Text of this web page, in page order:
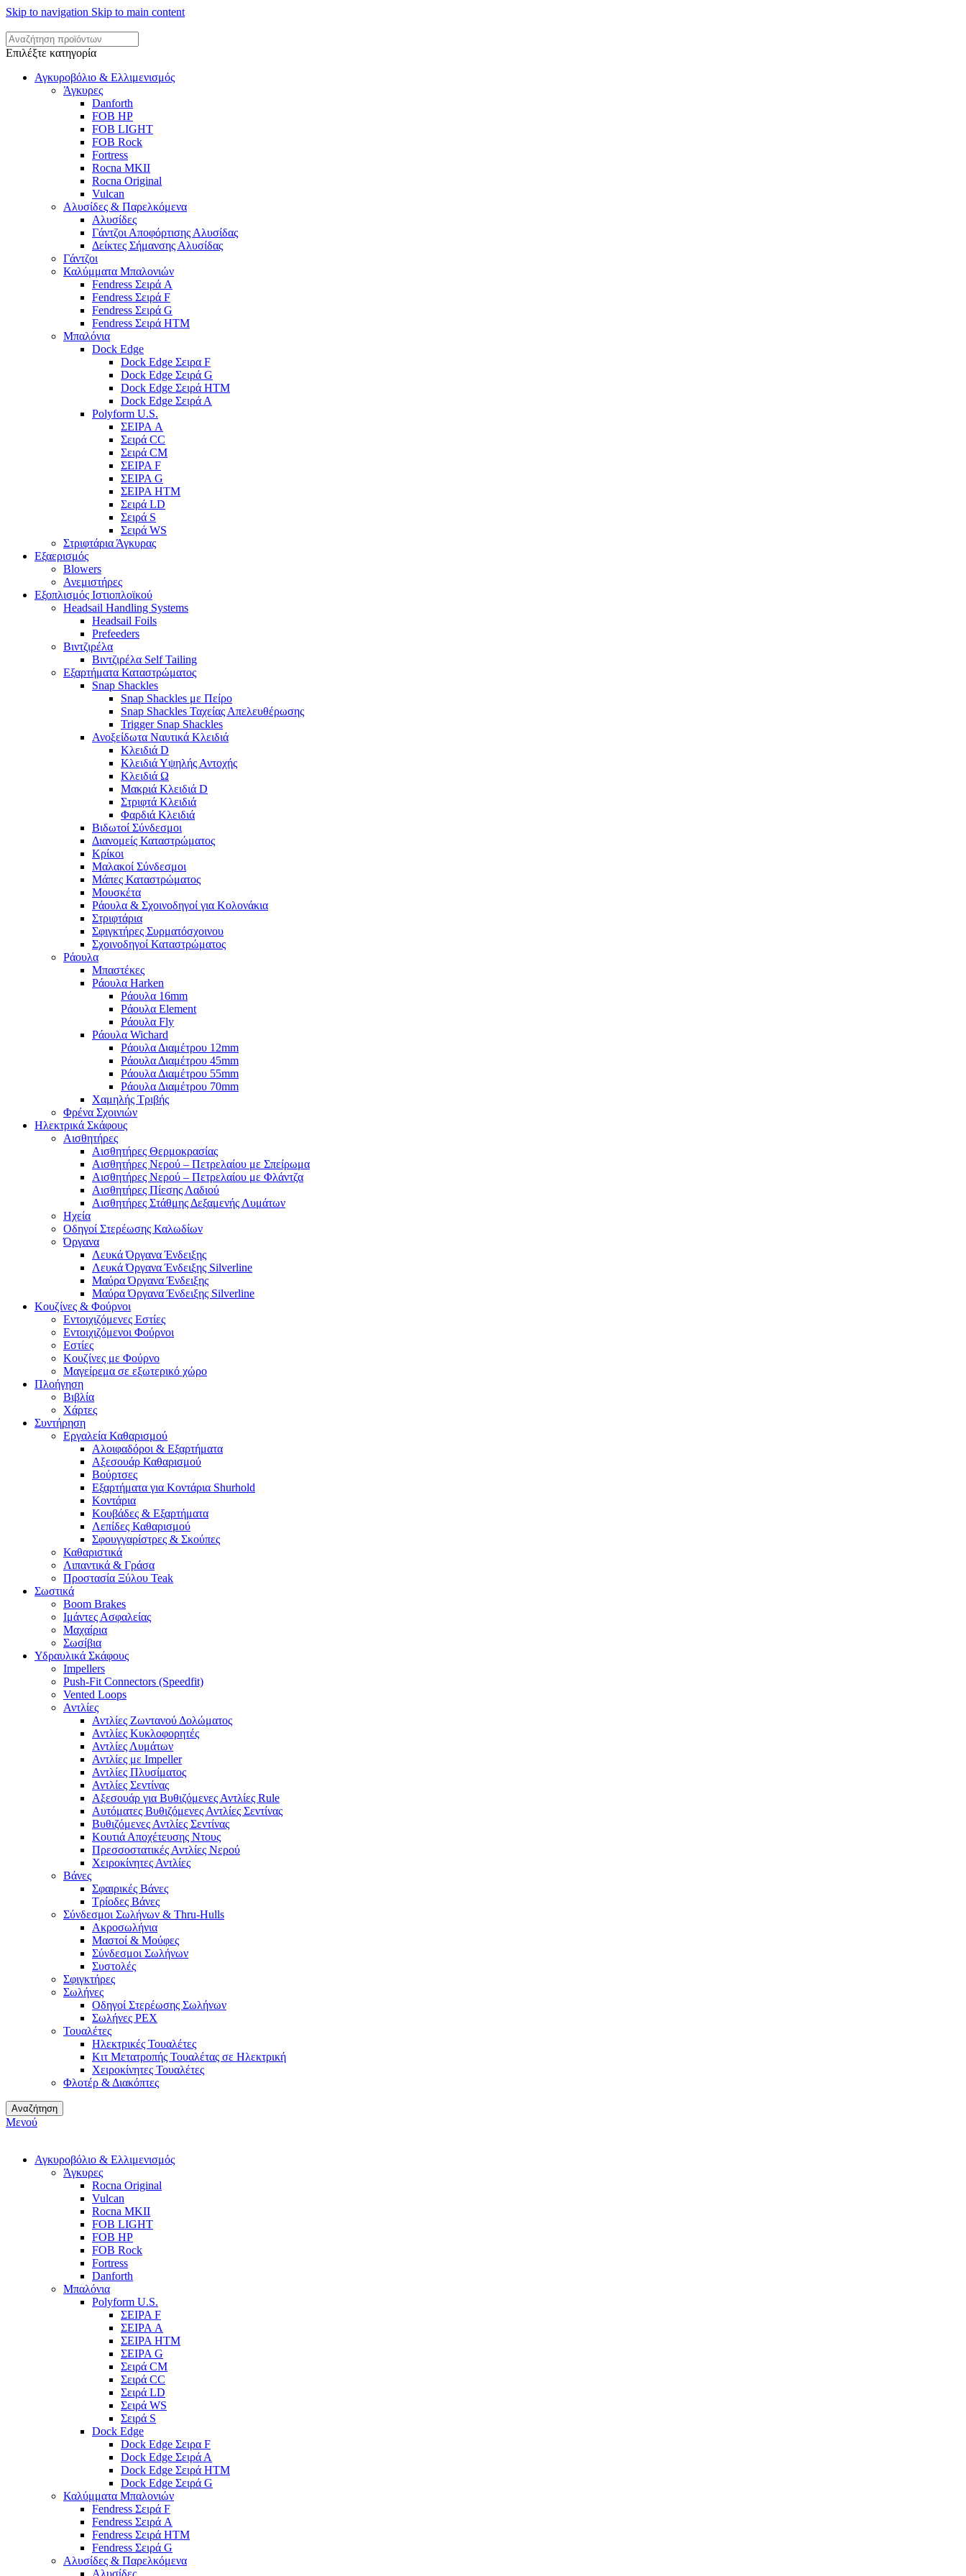
Skip to navigation Skip to main content
Επιλέξτε κατηγορία
Αγκυροβόλιο & Ελλιμενισμός
Άγκυρες
Danforth
FOB HP
FOB LIGHT
FOB Rock
Fortress
Rocna MKII
Rocna Original
Vulcan
Αλυσίδες & Παρελκόμενα
Αλυσίδες
Γάντζοι Αποφόρτισης Αλυσίδας
Δείκτες Σήμανσης Αλυσίδας
Γάντζοι
Καλύμματα Μπαλονιών
Fendress Σειρά A
Fendress Σειρά F
Fendress Σειρά G
Fendress Σειρά HTM
Μπαλόνια
Dock Edge
Dock Edge Σειρα F
Dock Edge Σειρά G
Dock Edge Σειρά HTM
Dock Edge Σειρά Α
Polyform U.S.
ΣΕΙΡΑ A
Σειρά CC
Σειρά CM
ΣΕΙΡΑ F
ΣΕΙΡΑ G
ΣΕΙΡΑ HTM
Σειρά LD
Σειρά S
Σειρά WS
Στριφτάρια Άγκυρας
Εξαερισμός
Blowers
Ανεμιστήρες
Εξοπλισμός Ιστιοπλοϊκού
Headsail Handling Systems
Headsail Foils
Prefeeders
Βιντζιρέλα
Βιντζιρέλα Self Tailing
Εξαρτήματα Καταστρώματος
Snap Shackles
Snap Shackles με Πείρο
Snap Shackles Ταχείας Απελευθέρωσης
Trigger Snap Shackles
Ανοξείδωτα Ναυτικά Κλειδιά
Κλειδιά D
Κλειδιά Υψηλής Αντοχής
Κλειδιά Ω
Μακριά Κλειδιά D
Στριφτά Κλειδιά
Φαρδιά Κλειδιά
Βιδωτοί Σύνδεσμοι
Διανομείς Καταστρώματος
Κρίκοι
Μαλακοί Σύνδεσμοι
Μάπες Καταστρώματος
Μουσκέτα
Ράουλα & Σχοινοδηγοί για Κολονάκια
Στριφτάρια
Σφιγκτήρες Συρματόσχοινου
Σχοινοδηγοί Καταστρώματος
Ράουλα
Μπαστέκες
Ράουλα Harken
Ράουλα 16mm
Ράουλα Element
Ράουλα Fly
Ράουλα Wichard
Ράουλα Διαμέτρου 12mm
Ράουλα Διαμέτρου 45mm
Ράουλα Διαμέτρου 55mm
Ράουλα Διαμέτρου 70mm
Χαμηλής Τριβής
Φρένα Σχοινιών
Ηλεκτρικά Σκάφους
Αισθητήρες
Αισθητήρες Θερμοκρασίας
Αισθητήρες Νερού – Πετρελαίου με Σπείρωμα
Αισθητήρες Νερού – Πετρελαίου με Φλάντζα
Αισθητήρες Πίεσης Λαδιού
Αισθητήρες Στάθμης Δεξαμενής Λυμάτων
Ηχεία
Οδηγοί Στερέωσης Καλωδίων
Όργανα
Λευκά Όργανα Ένδειξης
Λευκά Όργανα Ένδειξης Silverline
Μαύρα Όργανα Ένδειξης
Μαύρα Όργανα Ένδειξης Silverline
Κουζίνες & Φούρνοι
Εντοιχιζόμενες Εστίες
Εντοιχιζόμενοι Φούρνοι
Εστίες
Κουζίνες με Φούρνο
Μαγείρεμα σε εξωτερικό χώρο
Πλοήγηση
Βιβλία
Χάρτες
Συντήρηση
Εργαλεία Καθαρισμού
Αλοιφαδόροι & Εξαρτήματα
Αξεσουάρ Καθαρισμού
Βούρτσες
Εξαρτήματα για Κοντάρια Shurhold
Κοντάρια
Κουβάδες & Εξαρτήματα
Λεπίδες Καθαρισμού
Σφουγγαρίστρες & Σκούπες
Καθαριστικά
Λιπαντικά & Γράσα
Προστασία Ξύλου Teak
Σωστικά
Boom Brakes
Ιμάντες Ασφαλείας
Μαχαίρια
Σωσίβια
Υδραυλικά Σκάφους
Impellers
Push-Fit Connectors (Speedfit)
Vented Loops
Αντλίες
Αντλίες Ζωντανού Δολώματος
Αντλίες Κυκλοφορητές
Αντλίες Λυμάτων
Αντλίες με Impeller
Αντλίες Πλυσίματος
Αντλίες Σεντίνας
Αξεσουάρ για Βυθιζόμενες Αντλίες Rule
Αυτόματες Βυθιζόμενες Αντλίες Σεντίνας
Βυθιζόμενες Αντλίες Σεντίνας
Κουτιά Αποχέτευσης Ντους
Πρεσσοστατικές Αντλίες Νερού
Χειροκίνητες Αντλίες
Βάνες
Σφαιρικές Βάνες
Τρίοδες Βάνες
Σύνδεσμοι Σωλήνων & Thru-Hulls
Ακροσωλήνια
Μαστοί & Μούφες
Σύνδεσμοι Σωλήνων
Συστολές
Σφιγκτήρες
Σωλήνες
Οδηγοί Στερέωσης Σωλήνων
Σωλήνες PEX
Τουαλέτες
Ηλεκτρικές Τουαλέτες
Κιτ Μετατροπής Τουαλέτας σε Ηλεκτρική
Χειροκίνητες Τουαλέτες
Φλοτέρ & Διακόπτες
Αναζήτηση
Μενού
Αγκυροβόλιο & Ελλιμενισμός
Άγκυρες
Rocna Original
Vulcan
Rocna MKII
FOB LIGHT
FOB HP
FOB Rock
Fortress
Danforth
Μπαλόνια
Polyform U.S.
ΣΕΙΡΑ F
ΣΕΙΡΑ A
ΣΕΙΡΑ HTM
ΣΕΙΡΑ G
Σειρά CM
Σειρά CC
Σειρά LD
Σειρά WS
Σειρά S
Dock Edge
Dock Edge Σειρα F
Dock Edge Σειρά Α
Dock Edge Σειρά HTM
Dock Edge Σειρά G
Καλύμματα Μπαλονιών
Fendress Σειρά F
Fendress Σειρά A
Fendress Σειρά HTM
Fendress Σειρά G
Αλυσίδες & Παρελκόμενα
Αλυσίδες